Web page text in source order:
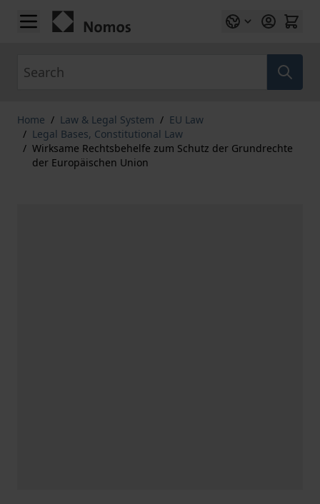
Skip to Content
Home / Law & Legal System / EU Law
/ Legal Bases, Constitutional Law
/ Wirksame Rechtsbehelfe zum Schutz der Grundrechte
der Europäischen Union